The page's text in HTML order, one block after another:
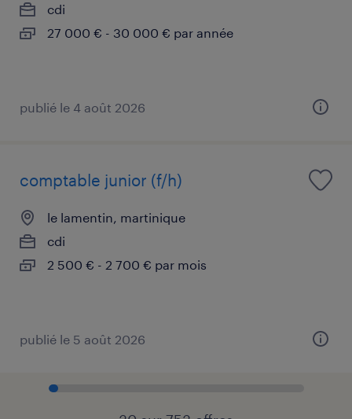
cdi
27 000 € - 30 000 € par année
publié le 4 août 2026
comptable junior (f/h)
le lamentin, martinique
cdi
2 500 € - 2 700 € par mois
publié le 5 août 2026